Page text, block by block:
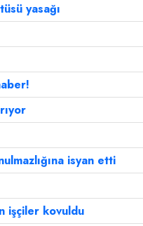
yasağı
isyan etti
işçiler kovuldu